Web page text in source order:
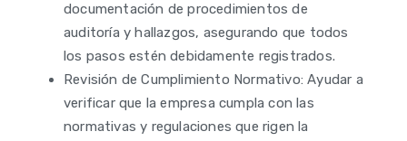
documentación de procedimientos de
auditoría y hallazgos, asegurando que todos
los pasos estén debidamente registrados.
Revisión de Cumplimiento Normativo: Ayudar a
verificar que la empresa cumpla con las
normativas y regulaciones que rigen la